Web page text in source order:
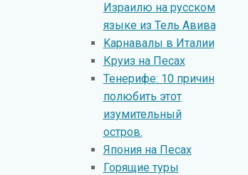
Израилю на русском
языке из Тель Авива
Kарнавалы в Италии
Круиз на Песах
Тенерифе: 10 причин
полюбить этот
изумительный
остров.
Япония на Песах
Горящие туры